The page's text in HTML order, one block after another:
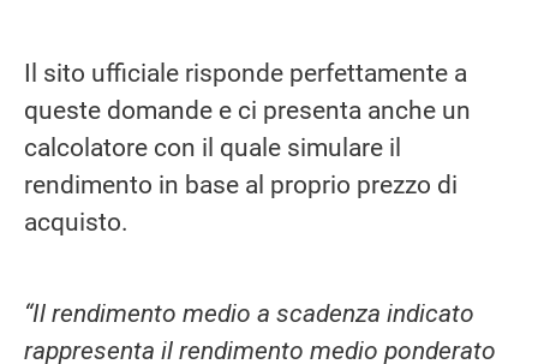
Il sito ufficiale risponde perfettamente a
queste domande e ci presenta anche un
calcolatore con il quale simulare il
rendimento in base al proprio prezzo di
acquisto.
“Il rendimento medio a scadenza indicato
rappresenta il rendimento medio ponderato